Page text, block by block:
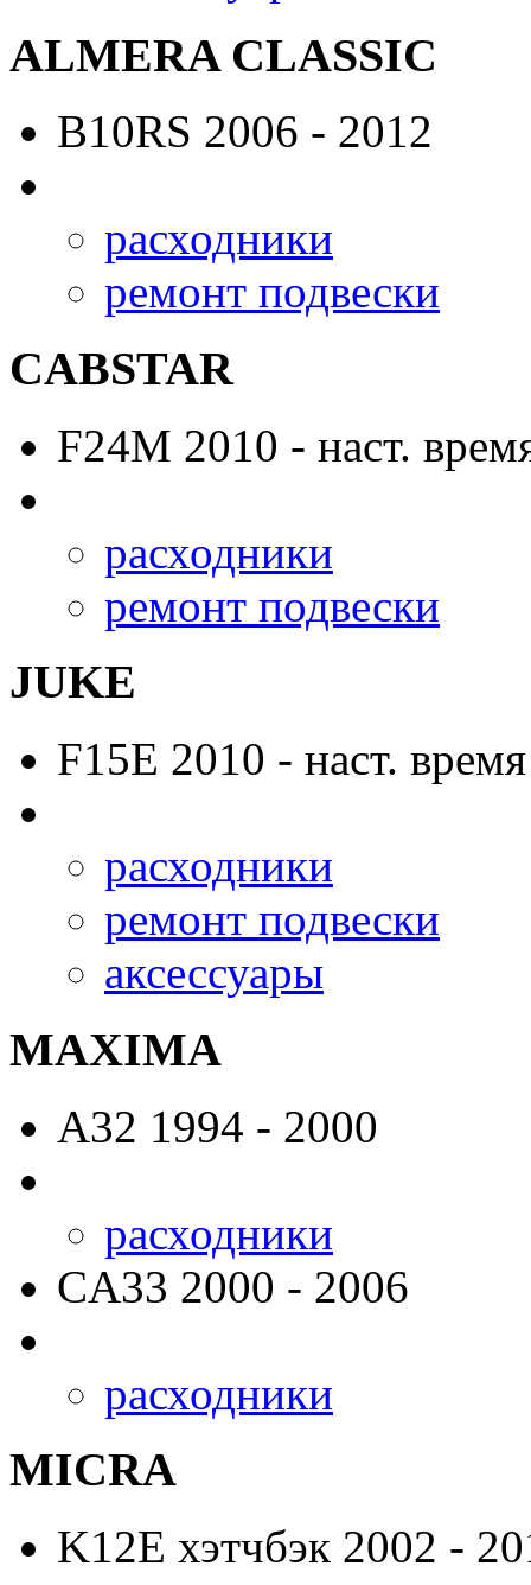
ALMERA CLASSIC
B10RS 2006 - 2012
расходники
ремонт подвески
CABSTAR
F24M 2010 - наст.
расходники
ремонт подвески
JUKE
F15E 2010 - наст. время
расходники
ремонт подвески
аксессуары
MAXIMA
A32 1994 - 2000
расходники
CA33 2000 - 2006
расходники
MICRA
K12E хэтчбэк 2002 -